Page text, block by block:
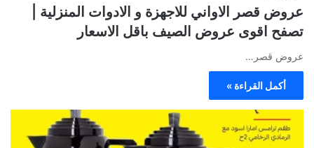
عروض قصر الاواني للاجهزة و الادوات المنزلية |
تصفح اقوى عروض الصيف باقل الاسعار
عروض قصر…
أكمل القراءة »